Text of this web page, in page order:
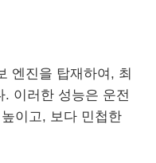
엔진을 탑재하여, 최
이러한 성능은 운전
이고, 보다 민첩한